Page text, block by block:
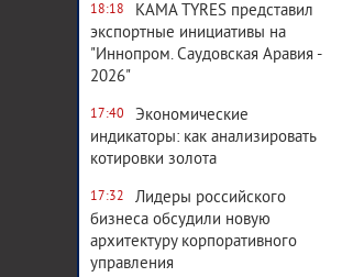
18:18
KAMA TYRES представил
экспортные инициативы на
"Иннопром. Саудовская Аравия -
2026"
17:40
Экономические
индикаторы: как анализировать
котировки золота
17:32
Лидеры российского
бизнеса обсудили новую
архитектуру корпоративного
управления